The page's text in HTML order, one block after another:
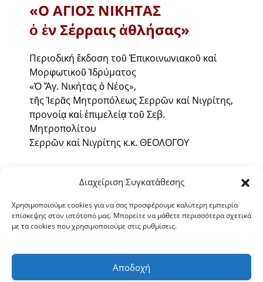
Διαχείριση Συγκατάθεσης
Χρησιμοποιούμε cookies για να σας προσφέρουμε καλύτερη εμπειρία
επίσκεψης στον ιστότοπό μας. Μπορείτε να μάθετε περισσότερα σχετικά
με τα cookies που χρησιμοποιούμε στις ρυθμίσεις.
Αποδοχή
«Ο ΑΓΙΟΣ ΝΙΚΗΤΑΣ
ὁ ἐν Σέρραις ἀθλήσας»
Περιοδική ἔκδοση τοῦ Ἐπικοινωνιακοῦ καί
Μορφωτικοῦ Ἱδρύματος
«Ὁ Ἅγ. Νικήτας ὁ Νέος»,
τῆς Ἱερᾶς Μητροπόλεως Σερρῶν καί Νιγρίτης,
προνοίᾳ καί ἐπιμελείᾳ τοῦ Σεβ.
Μητροπολίτου
Σερρῶν καί Νιγρίτης κ.κ. ΘΕΟΛΟΓΟΥ
ΤΕΥΧΟΣ 285
ΣΕΠΤΕΜΒΡΙΟΣ – ΔΕΚΕΜΒΡΙΟΣ 2021